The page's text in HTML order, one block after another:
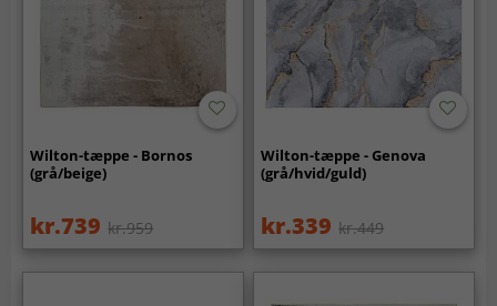
Wilton-tæppe - Bornos
(grå/beige)
kr.739 kr.959
Wilton-tæppe - Genova
(grå/hvid/guld)
kr.339 kr.449